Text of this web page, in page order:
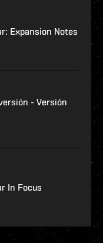
Expansion Notes
- Versión
In Focus